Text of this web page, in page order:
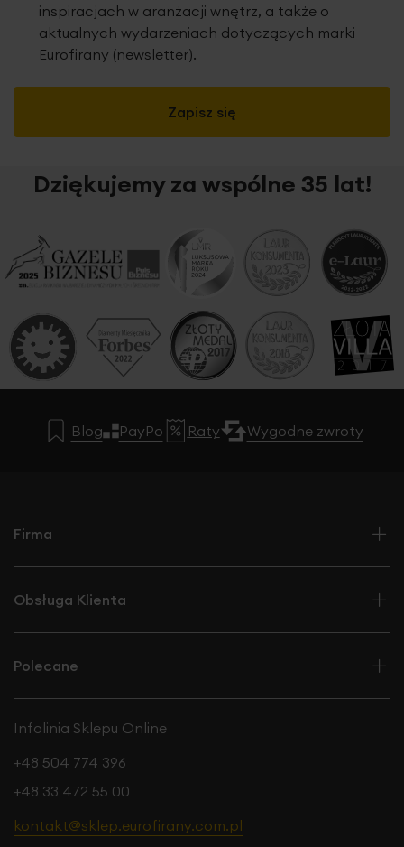
Zapisz się
inspiracjach w aranżacji wnętrz, a także o
aktualnych wydarzeniach dotyczących marki
Eurofirany (newsletter).
Dziękujemy za wspólne 35 lat!
Blog PayPo Raty Wygodne zwroty
Firma
Obsługa Klienta
Polecane
Infolinia Sklepu Online
+48 504 774 396
+48 33 472 55 00
kontakt@sklep.eurofirany.com.pl